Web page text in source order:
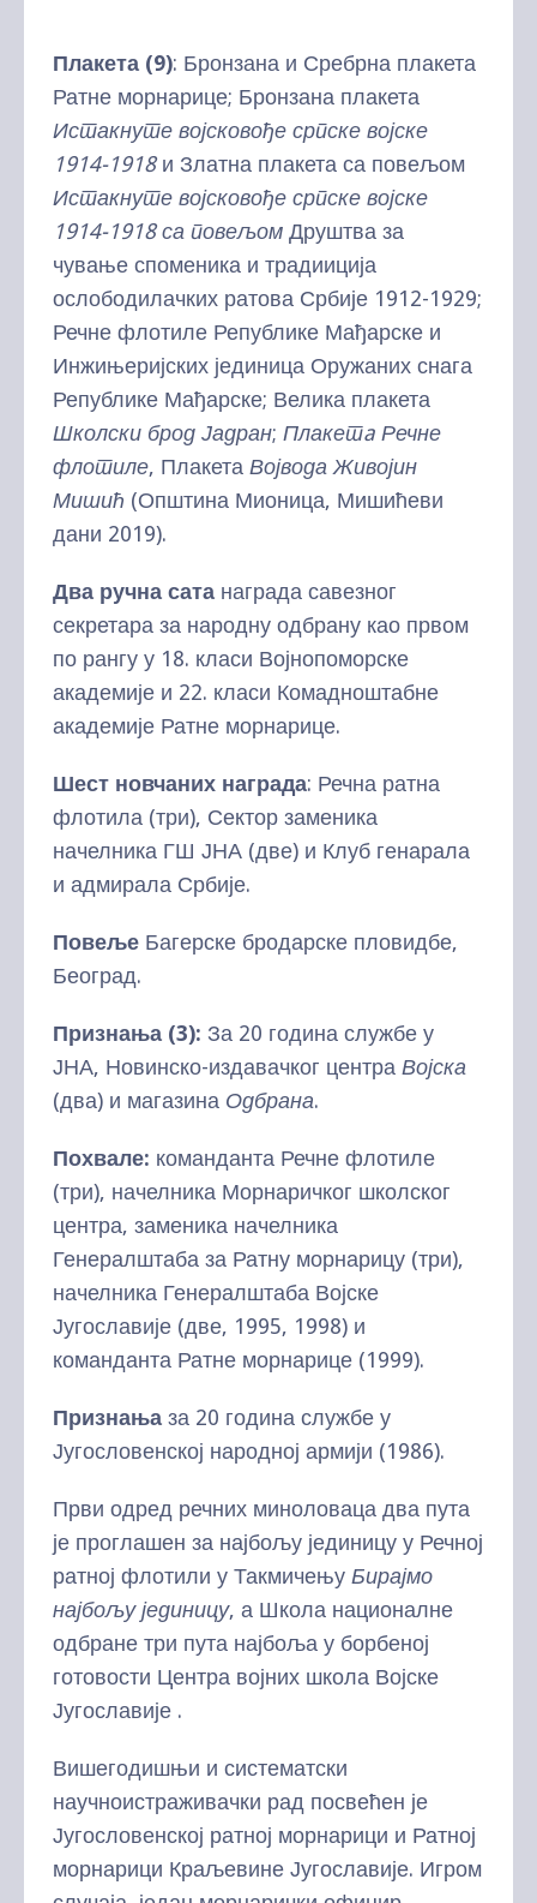
Плакета (9): Бронзана и Сребрна плакета
Ратне морнарице; Бронзана плакета
Истакнуте војсковође српске војске
1914-1918и Златна плакета са повељом
Истакнуте војсковође српске војске
1914-1918 са повељом Друштва за
чување споменика и традииција
ослободилачких ратова Србије 1912-1929;
Речне флотиле Републике Мађарске и
Инжињеријских јединица Оружаних снага
Републике Мађарске; Велика плакета
Школски брод Јадран; Плакетa Речне
флотиле, Плакета Војвода Живојин
Мишић (Општина Мионица, Мишићеви
дани 2019).
Два ручна сата награда савезног
секретара за народну одбрану као првом
по рангу у 18. класи Војнопоморске
академије и 22. класи Комадноштабне
академије Ратне морнарице.
Шест новчаних награда: Речна ратна
флотила (три), Сектор заменика
начелника ГШ ЈНА (две) и Клуб генарала
и адмирала Србије.
Повеље Багерске бродарске пловидбе,
Београд.
Признања (3): За 20 година службе у
ЈНА, Новинско-издавачког центра Војска
(два) и магазина Одбрана.
Похвале: команданта Речне флотиле
(три), начелника Морнаричког школског
центра, заменика начелника
Генералштаба за Ратну морнарицу (три),
начелника Генералштаба Војске
Југославије (две, 1995, 1998) и
команданта Ратне морнарице (1999).
Признања за 20 година службе у
Југословенској народној армији (1986).
Први одред речних миноловаца два пута
је проглашен за најбољу јединицу у Речној
ратној флотили у Такмичењу Бирајмо
најбољу јединицу, а Школа националне
одбране три пута најбоља у борбеној
готовости Центра војних школа Војске
Југославије .
Вишегодишњи и систематски
научноистраживачки рад посвећен је
Југословенској ратној морнарици и Ратној
морнарици Краљевине Југославије. Игром